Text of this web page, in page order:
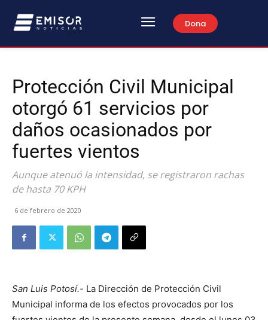
Dona
Protección Civil Municipal
otorgó 61 servicios por
daños ocasionados por
fuertes vientos
Aunque atenuó la intensidad, se registraron rachas
de hasta 70 KPH
6 de febrero de 2020
San Luis Potosí.- La Dirección de Protección Civil
Municipal informa de los efectos provocados por los